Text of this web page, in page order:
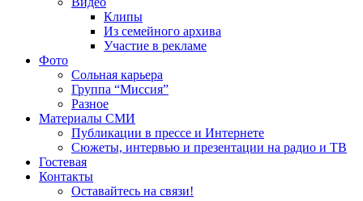
Клипы
Из семейного архива
Участие в рекламе
Фото
Сольная карьера
Группа “Миссия”
Разное
Материалы СМИ
Публикации в прессе и Интернете
Сюжеты, интервью и презентации на радио и ТВ
Гостевая
Контакты
Оставайтесь на связи!